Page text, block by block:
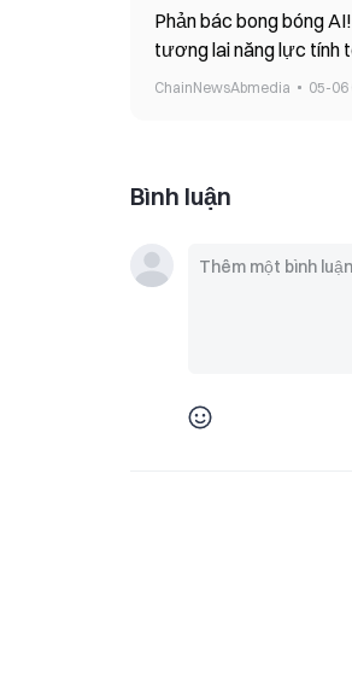
Phản bác bong bóng
tương lai năng lực tính
ChainNewsAbmedia 05-06
Bình luận